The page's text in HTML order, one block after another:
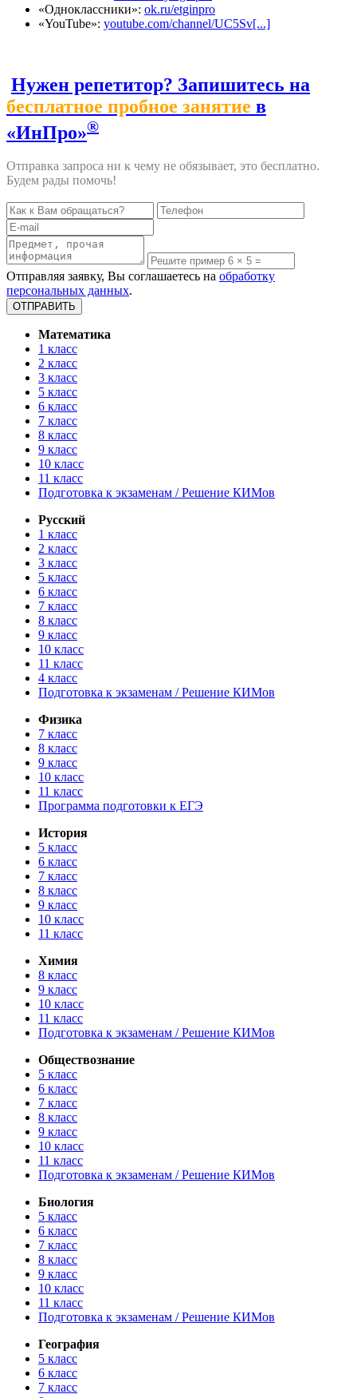
«Одноклассники»: ok.ru/etginpro
«YouTube»: youtube.com/channel/UC5Sv[...]
Нужен репетитор? Запишитесь на
бесплатное пробное занятие в
«ИнПро»®
Отправка запроса ни к чему не обязывает, это бесплатно.
Будем рады помочь!
Отправляя заявку, Вы соглашаетесь на обработку
персональных данных.
Математика
1 класс
2 класс
3 класс
5 класс
6 класс
7 класс
8 класс
9 класс
10 класс
11 класс
Подготовка к экзаменам / Решение КИМов
Русский
1 класс
2 класс
3 класс
5 класс
6 класс
7 класс
8 класс
9 класс
10 класс
11 класс
4 класс
Подготовка к экзаменам / Решение КИМов
Физика
7 класс
8 класс
9 класс
10 класс
11 класс
Программа подготовки к ЕГЭ
История
5 класс
6 класс
7 класс
8 класс
9 класс
10 класс
11 класс
Химия
8 класс
9 класс
10 класс
11 класс
Подготовка к экзаменам / Решение КИМов
Обществознание
5 класс
6 класс
7 класс
8 класс
9 класс
10 класс
11 класс
Подготовка к экзаменам / Решение КИМов
Биология
5 класс
6 класс
7 класс
8 класс
9 класс
10 класс
11 класс
Подготовка к экзаменам / Решение КИМов
География
5 класс
6 класс
7 класс